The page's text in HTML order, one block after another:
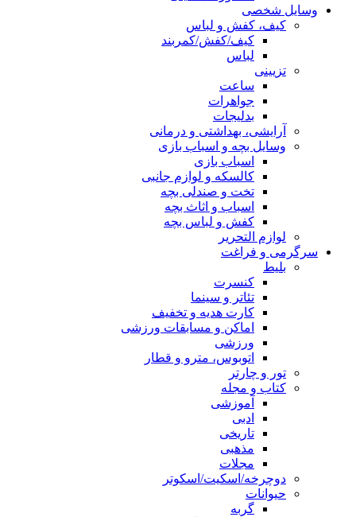
وسایل شخصی
کیف، کفش و لباس
کیف/کفش/کمربند
لباس
تزیینی
ساعت
جواهرات
بدلیجات
آرایشی، بهداشتی و درمانی
وسایل بچه و اسباب بازی
اسباب بازی
کالسکه و لوازم جانبی
تخت و صندلی بچه
اسباب و اثاث بچه
کفش و لباس بچه
لوازم التحریر
سرگرمی و فراغت
بلیط
کنسرت
تئاتر و سینما
کارت هدیه و تخفیف
اماکن و مسابقات ورزشی
ورزشی
اتوبوس، مترو و قطار
تور و چارتر
کتاب و مجله
آموزشی
ادبی
تاریخی
مذهبی
مجلات
دوچرخه/اسکیت/اسکوتر
حیوانات
گربه